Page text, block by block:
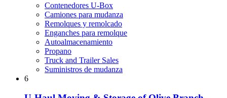
Contenedores U-Box
Camiones para mudanza
Remolques y remolcado
Enganches para remolque
Autoalmacenamiento
Propano
Truck and Trailer Sales
Suministros de mudanza
6